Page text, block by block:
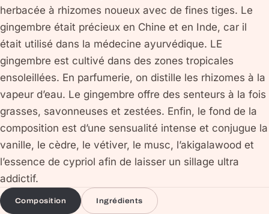
herbacée à rhizomes noueux avec de fines tiges. Le
gingembre était précieux en Chine et en Inde, car il
était utilisé dans la médecine ayurvédique. LE
gingembre est cultivé dans des zones tropicales
ensoleillées. En parfumerie, on distille les rhizomes à la
vapeur d’eau. Le gingembre offre des senteurs à la fois
grasses, savonneuses et zestées. Enfin, le fond de la
composition est d’une sensualité intense et conjugue la
vanille, le cèdre, le vétiver, le musc, l’akigalawood et
l’essence de cypriol afin de laisser un sillage ultra
addictif.
Composition Ingrédients